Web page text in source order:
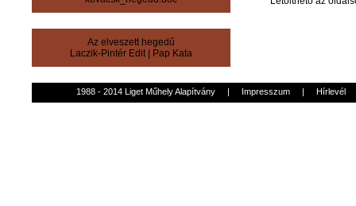
Az elveszett hegedű
Laczik-Pintér Edit| Pap Kata
1988 - 2014 Liget Műhely Alapítvány | Impresszum | Hírlevél